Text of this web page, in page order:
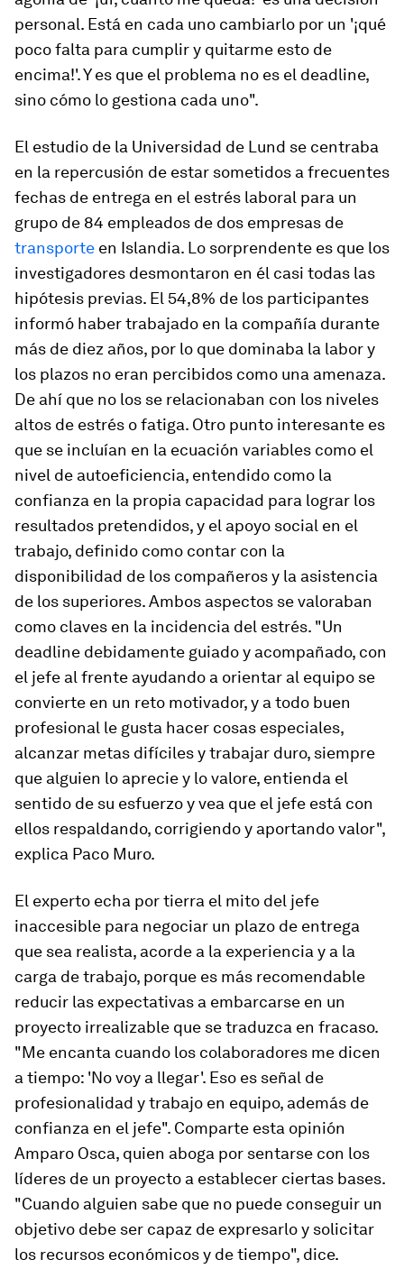
personal. Está en cada uno cambiarlo por un '¡qué
poco falta para cumplir y quitarme esto de
encima!'. Y es que el problema no es el deadline,
sino cómo lo gestiona cada uno".
El estudio de la Universidad de Lund se centraba
en la repercusión de estar sometidos a frecuentes
fechas de entrega en el estrés laboral para un
grupo de 84 empleados de dos empresas de
transporte en Islandia. Lo sorprendente es que los
investigadores desmontaron en él casi todas las
hipótesis previas. El 54,8% de los participantes
informó haber trabajado en la compañía durante
más de diez años, por lo que dominaba la labor y
los plazos no eran percibidos como una amenaza.
De ahí que no los se relacionaban con los niveles
altos de estrés o fatiga. Otro punto interesante es
que se incluían en la ecuación variables como el
nivel de autoeficiencia, entendido como la
confianza en la propia capacidad para lograr los
resultados pretendidos, y el apoyo social en el
trabajo, definido como contar con la
disponibilidad de los compañeros y la asistencia
de los superiores. Ambos aspectos se valoraban
como claves en la incidencia del estrés. "Un
deadline debidamente guiado y acompañado, con
el jefe al frente ayudando a orientar al equipo se
convierte en un reto motivador, y a todo buen
profesional le gusta hacer cosas especiales,
alcanzar metas difíciles y trabajar duro, siempre
que alguien lo aprecie y lo valore, entienda el
sentido de su esfuerzo y vea que el jefe está con
ellos respaldando, corrigiendo y aportando valor",
explica Paco Muro.
El experto echa por tierra el mito del jefe
inaccesible para negociar un plazo de entrega
que sea realista, acorde a la experiencia y a la
carga de trabajo, porque es más recomendable
reducir las expectativas a embarcarse en un
proyecto irrealizable que se traduzca en fracaso.
"Me encanta cuando los colaboradores me dicen
a tiempo: 'No voy a llegar'. Eso es señal de
profesionalidad y trabajo en equipo, además de
confianza en el jefe". Comparte esta opinión
Amparo Osca, quien aboga por sentarse con los
líderes de un proyecto a establecer ciertas bases.
"Cuando alguien sabe que no puede conseguir un
objetivo debe ser capaz de expresarlo y solicitar
los recursos económicos y de tiempo", dice.